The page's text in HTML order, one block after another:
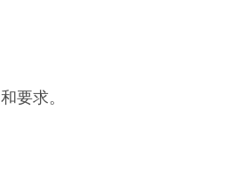
要求。